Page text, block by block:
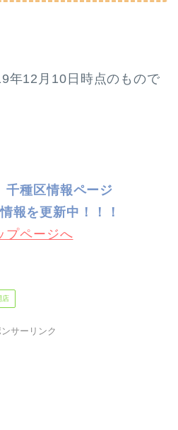
年12月10日時点のもので
千種区情報ページ
報を更新中！！！
プページへ
店
ンサーリンク